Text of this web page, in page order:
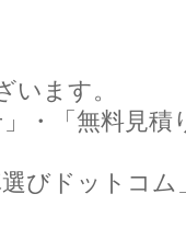
います。
・「無料見積
びドットコ